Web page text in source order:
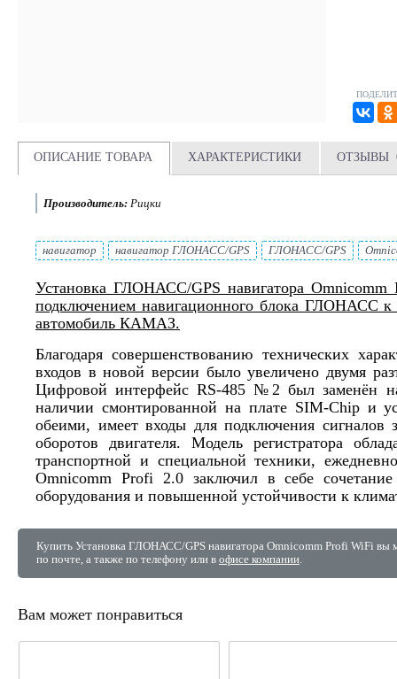
ОПИСАНИЕ ТОВАРА ХАРАКТЕРИСТИКИ ОТЗЫВЫ
Производитель: Рицки
навигатор навигатор ГЛОНАСС/GPS ГЛОНАСС/GPS
Установка ГЛОНАСС/GPS навигатора
подключением навигационного блока ГЛОНАСС к
автомобиль КАМАЗ.
Благодаря совершенствованию технических
входов в новой версии было увеличено двумя
Цифровой интерфейс RS-485 №2 был заменён
наличии смонтированной на плате SIM-Chip и
обеими, имеет входы для подключения
оборотов двигателя. Модель регистратора
транспортной и специальной техники,
Omnicomm Profi 2.0 заключил в себе
оборудования и повышенной устойчивости к
Купить Установка ГЛОНАСС/GPS навигатора Omnicomm Profi WiFi вы
по почте, а также по телефону или в офисе компании.
Вам может понравиться